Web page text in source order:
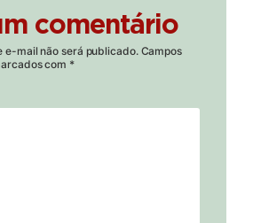
comentário
e-mail não será publicado. Campos
com *